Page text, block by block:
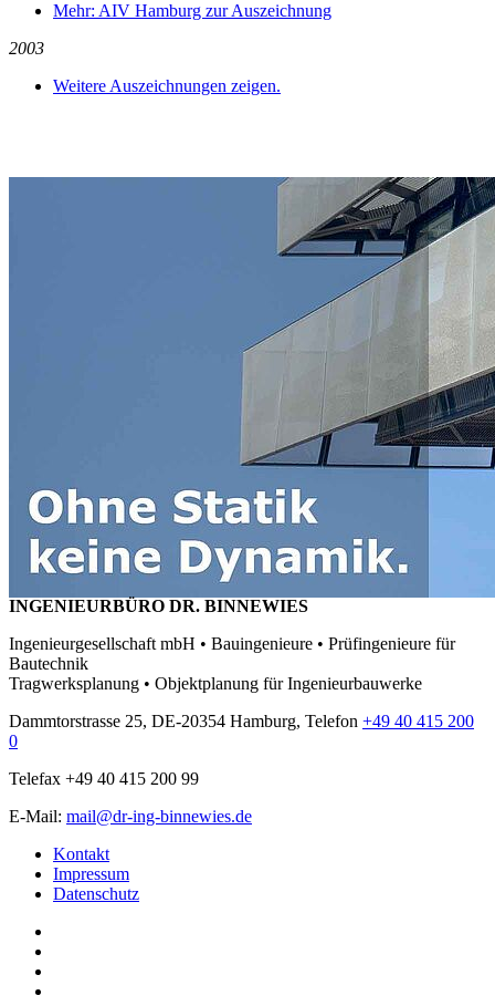
Mehr: AIV Hamburg zur Auszeichnung
2003
Weitere Auszeichnungen zeigen.
INGENIEURBÜRO DR. BINNEWIES
Ingenieurgesellschaft mbH • Bauingenieure • Prüfingenieure für
Bautechnik
Tragwerksplanung • Objektplanung für Ingenieurbauwerke
Dammtorstrasse 25, DE-20354 Hamburg, Telefon +49 40 415 200
0
Telefax +49 40 415 200 99
E-Mail: mail@dr-ing-binnewies.de
Kontakt
Impressum
Datenschutz